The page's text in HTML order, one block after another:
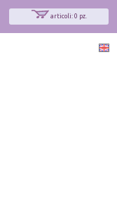
articoli: 0 pz.